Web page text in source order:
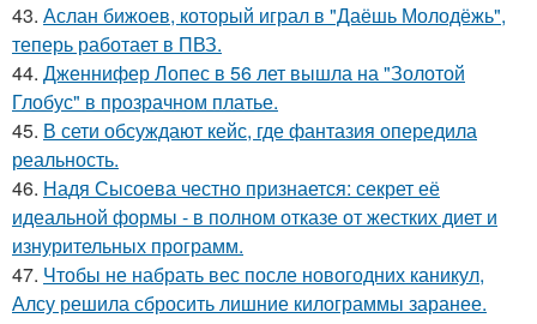
43. Аслан бижоев, который играл в "Даёшь Молодёжь",
теперь работает в ПВЗ.
44. Дженнифер Лопес в 56 лет вышла на "Золотой
Глобус" в прозрачном платье.
45. В сети обсуждают кейс, где фантазия опередила
реальность.
46. Надя Сысоева честно признается: секрет её
идеальной формы - в полном отказе от жестких диет и
изнурительных программ.
47. Чтобы не набрать вес после новогодних каникул,
Алсу решила сбросить лишние килограммы заранее.